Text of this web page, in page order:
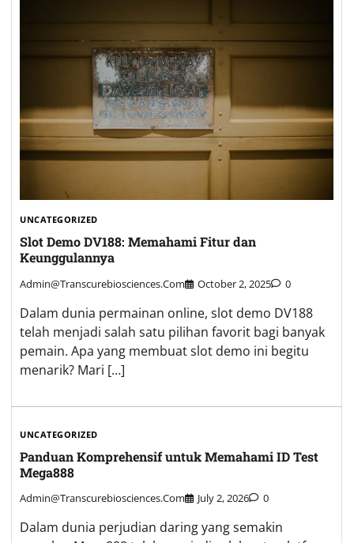
UNCATEGORIZED
Slot Demo DV188: Memahami Fitur dan
Keunggulannya
Admin@transcurebiosciences.com October 2, 2025 0
Dalam dunia permainan online, slot demo DV188
telah menjadi salah satu pilihan favorit bagi banyak
pemain. Apa yang membuat slot demo ini begitu
menarik? Mari […]
UNCATEGORIZED
Panduan Komprehensif untuk Memahami ID Test
Mega888
Admin@transcurebiosciences.com July 2, 2026 0
Dalam dunia perjudian daring yang semakin